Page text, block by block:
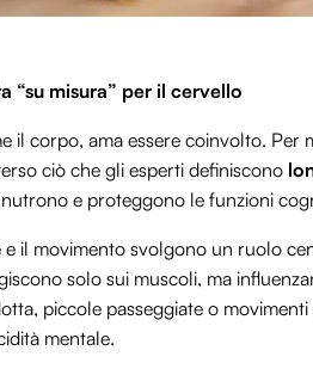
“su misura” per il cervello
il corpo, ama essere coinvolto. Per
ciò che gli esperti definiscono
e proteggono le funzioni
e il movimento svolgono un ruolo
solo sui muscoli, ma
piccole passeggiate o
mentale.